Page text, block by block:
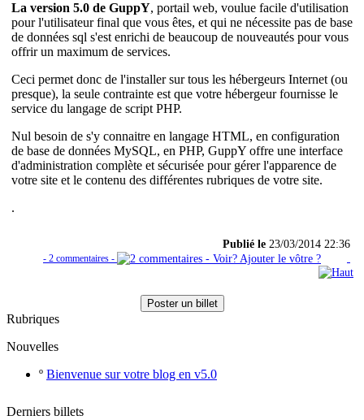
La version 5.0 de GuppY, portail web, voulue facile d'utilisation
pour l'utilisateur final que vous êtes, et qui ne nécessite pas de base
de données sql s'est enrichi de beaucoup de nouveautés pour vous
offrir un maximum de services.
Ceci permet donc de l'installer sur tous les hébergeurs Internet (ou
presque), la seule contrainte est que votre hébergeur fournisse le
service du langage de script PHP.
Nul besoin de s'y connaitre en langage HTML, en configuration
de base de données MySQL, en PHP, GuppY offre une interface
d'administration complète et sécurisée pour gérer l'apparence de
votre site et le contenu des différentes rubriques de votre site.
.
Publié le 23/03/2014 22:36
- 2 commentaires -
Poster un billet
Rubriques
Nouvelles
º Bienvenue sur votre blog en v5.0
Derniers billets